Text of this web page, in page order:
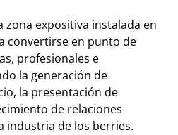
zona expositiva instalada en
convertirse en punto de
profesionales e
la generación de
la presentación de
de relaciones
industria de los berries.